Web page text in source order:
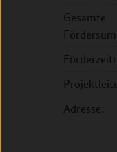
Gesamte
Adresse: